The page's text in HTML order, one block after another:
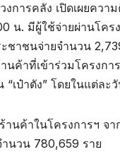
การคลัง เปิดเผยคว
น. มีผู้ใช้จ่ายผ่านโคร
ชาชนจ่ายจำนวน
ค้าที่เข้าร่วมโครงกา
เป๋าตัง” โดยในแต่ละ
นค้าในโครงการฯ
นวน 780,659 ราย